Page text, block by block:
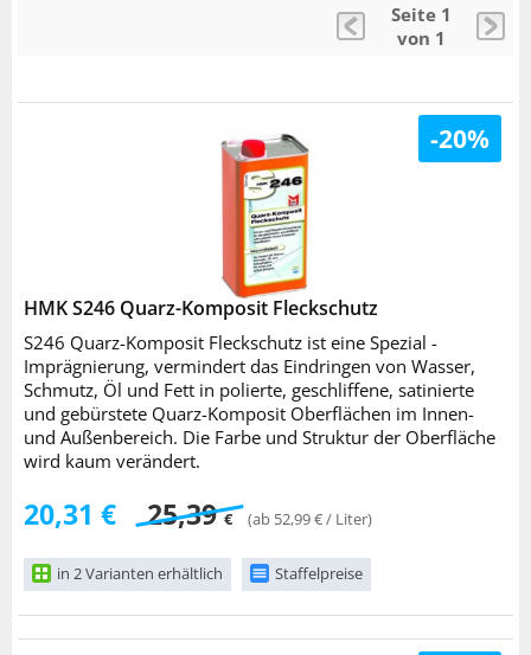
Seite 1
von 1
-20%
HMK S246 Quarz-Komposit Fleckschutz
S246 Quarz-Komposit Fleckschutz ist eine Spezial -
Imprägnierung, vermindert das Eindringen von Wasser,
Schmutz, Öl und Fett in polierte, geschliffene, satinierte
und gebürstete Quarz-Komposit Oberflächen im Innen-
und Außenbereich. Die Farbe und Struktur der Oberfläche
wird kaum verändert.
20,31 € 25,39€ (ab 52,99 € / Liter)
in 2 Varianten erhältlich Staffelpreise